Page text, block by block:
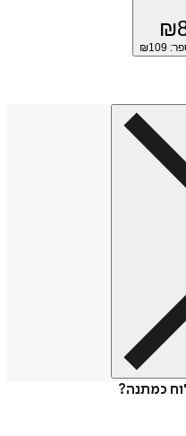
₪
₪
109
כמתנה?